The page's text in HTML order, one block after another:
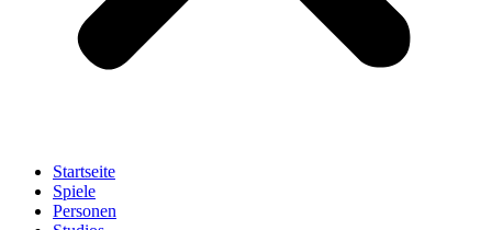
Startseite
Spiele
Personen